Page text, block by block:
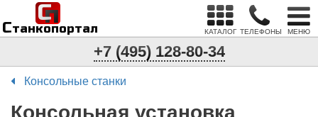
Станкопортал
п
С
КАТАЛОГ ТЕЛЕФОНЫ МЕНЮ
+7 (495) 128-80-34
Консольные станки
Консольная установка